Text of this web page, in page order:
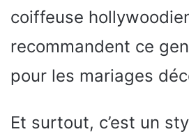
coiffeuse
recommandent ce
pour les mariages
Et surtout, c’est un